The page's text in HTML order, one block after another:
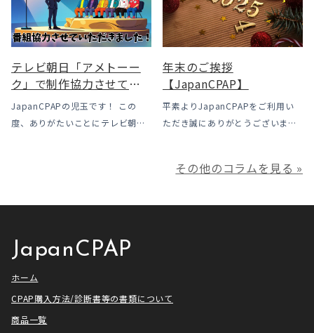
なっています。この記事では、何
がどう変わったのかを患者様の立
場で […]
使用時に「乾燥・寒さ・結露」が
起こりやすい地域です、その […]
テレビ朝日「アメトーー
ク」で制作協力させてい
ただきました
JapanCPAPの児玉です！ この
度、ありがたいことにテレビ朝日
ク様は長い歴史があり、私も大
年末のご挨拶
【JapanCPAP】
平素よりJapanCPAPをご利用い
ただき誠にありがとうございま
利用いただき本当にありがとうご
満足いただけるサービスを提供さ
その他のコラムを見る »
JapanCPAP
ホーム
CPAP購入方法/診断書等の書類について
商品一覧